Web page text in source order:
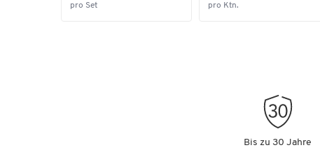
pro Set pro Ktn.
Bis zu 30 Jahre